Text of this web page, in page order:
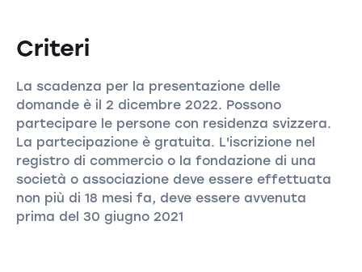
Criteri
La scadenza per la presentazione delle
domande è il 2 dicembre 2022. Possono
partecipare le persone con residenza svizzera.
La partecipazione è gratuita. L'iscrizione nel
registro di commercio o la fondazione di una
società o associazione deve essere effettuata
non più di 18 mesi fa, deve essere avvenuta
prima del 30 giugno 2021